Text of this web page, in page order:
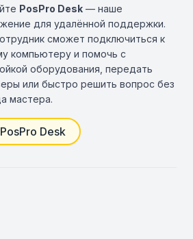
PosPro Desk — наше
для удалённой поддержки.
сможет подключиться к
компьютеру и помочь с
оборудования, передать
или быстро решить вопрос без
мастера.
PosPro Desk